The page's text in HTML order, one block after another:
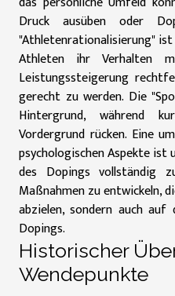
Druck ausüben oder
"Athletenrationalisierung" ist
Athleten ihr Verhalten
Leistungssteigerung
gerecht zu werden. Die
Hintergrund, während
Vordergrund rücken. Eine
psychologischen Aspekte ist
des Dopings vollständig
Maßnahmen zu entwickeln,
abzielen, sondern auch auf
Dopings.
Historischer
Wendepunkte